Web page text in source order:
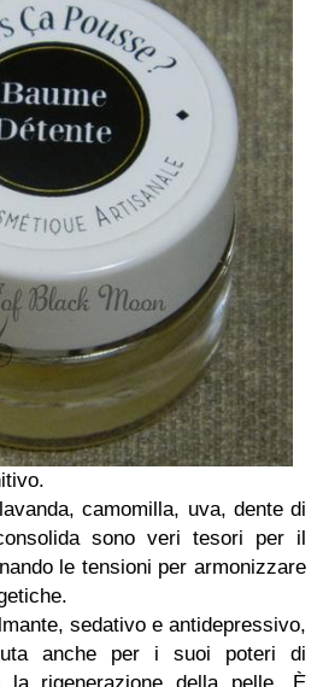
camomilla, uva, dente di
sono veri tesori per il
le tensioni per armonizzare
sedativo e antidepressivo,
anche per i suoi poteri di